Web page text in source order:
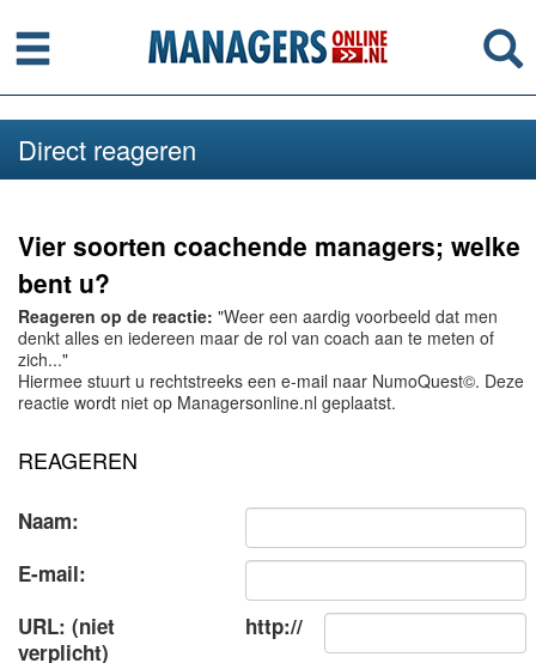
Menu
Direct reageren
Vier soorten coachende managers; welke
bent u?
Reageren op de reactie: "Weer een aardig voorbeeld dat men
denkt alles en iedereen maar de rol van coach aan te meten of
zich..."
Hiermee stuurt u rechtstreeks een e-mail naar NumoQuest©. Deze
reactie wordt niet op Managersonline.nl geplaatst.
REAGEREN
Naam:
E-mail:
URL: (niet
verplicht)
http://